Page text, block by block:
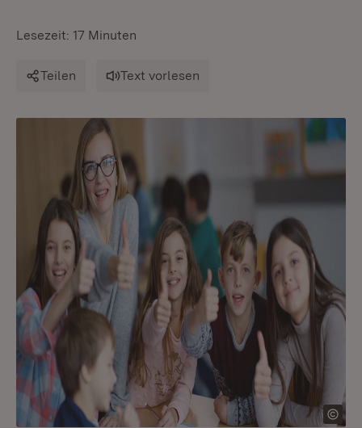
Lesezeit: 17 Minuten
Teilen Text vorlesen